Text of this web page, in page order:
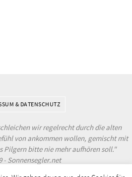
& DATENSCHUTZ
wir regelrecht durch die alten
von ankommen wollen, gemischt mit
Pilgern bitte nie mehr aufhören soll."
- Sonnensegler.net